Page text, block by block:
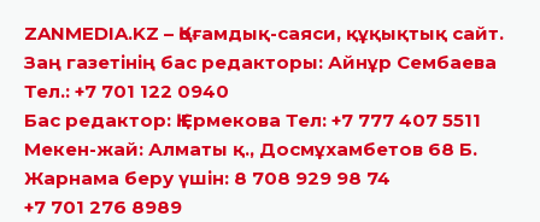
ZANMEDIA.KZ – Қоғамдық-саяси, құқықтық сайт.
Заң газетінің бас редакторы: Айнұр Сембаева
Тел.: +7 701 122 0940
Бас редактор: Қ.Ермекова Тел: +7 777 407 5511
Мекен-жай: Алматы қ., Досмұхамбетов 68 Б.
Жарнама беру үшін: 8 708 929 98 74
+7 701 276 8989